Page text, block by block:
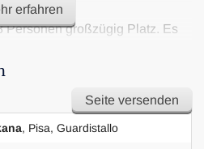
Personen großzügig Platz. Es
das gegen
folgt:
erfahren
Seite versenden
, Pisa, Guardistallo